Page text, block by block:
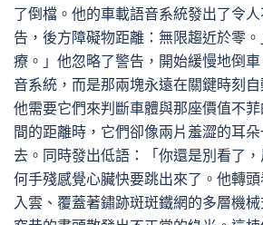
了倒檔。他的車載語音系統發出了令
告，後方障礙物距離：無限趨近於零
療。」他忽略了警告，開始緩慢地倒
音系統，而是那兩塊永遠在關鍵時刻
他需要它們來判斷車體與那座價值不
間的距離時，它們卻像兩片羞澀的耳
去。同時發出低語：「你還是別看了，
何手殘感覺心臟快要跳出來了。他轉
入雲、覆蓋著鏽跡斑斑鐵網的多層機